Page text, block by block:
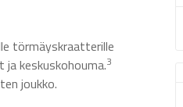
törmäyskraatterille
keskuskohouma.3
joukko.